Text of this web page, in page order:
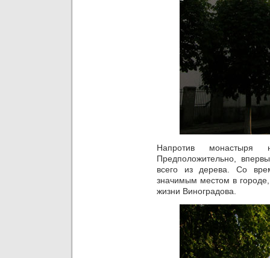
Напротив монастыря
Предположительно,
всего из дерева. Со
значимым местом в
жизни Виноградова.